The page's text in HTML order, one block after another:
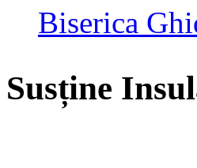
Biserica
Susține